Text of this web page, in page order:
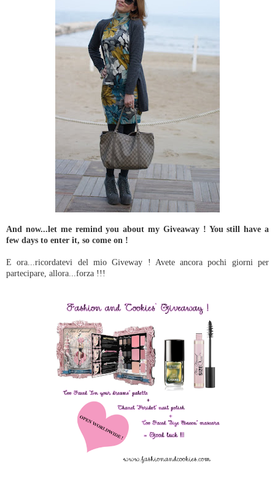
And now...let me remind you about my Giveaway ! You still have a
few days to enter it, so come on !
E ora...ricordatevi del mio Giveway ! Avete ancora pochi giorni per
partecipare, allora...forza !!!